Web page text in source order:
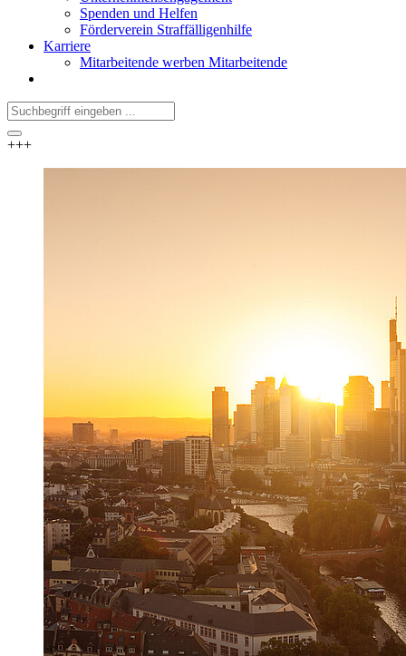
Spenden und Helfen
Förderverein Straffälligenhilfe
Karriere
Mitarbeitende werben Mitarbeitende
+++